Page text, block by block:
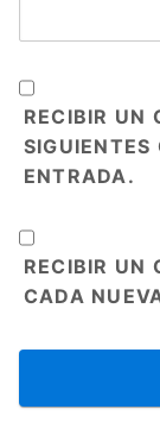
RECIBIR UN
SIGUIENTES
ENTRADA.
RECIBIR UN
CADA